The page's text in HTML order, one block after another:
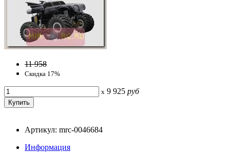
11 958
Скидка 17%
x 9 925 руб
Артикул: mrc-0046684
Информация